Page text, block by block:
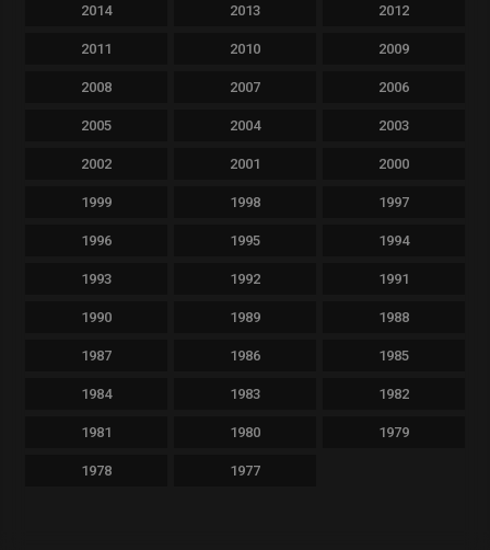
2014 2013 2012
2011 2010 2009
2008 2007 2006
2005 2004 2003
2002 2001 2000
1999 1998 1997
1996 1995 1994
1993 1992 1991
1990 1989 1988
1987 1986 1985
1984 1983 1982
1981 1980 1979
1978 1977